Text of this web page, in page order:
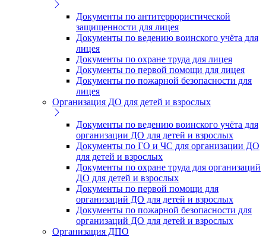
Документы по антитеррористической
защищенности для лицея
Документы по ведению воинского учёта для
лицея
Документы по охране труда для лицея
Документы по первой помощи для лицея
Документы по пожарной безопасности для
лицея
Организация ДО для детей и взрослых
Документы по ведению воинского учёта для
организации ДО для детей и взрослых
Документы по ГО и ЧС для организации ДО
для детей и взрослых
Документы по охране труда для организаций
ДО для детей и взрослых
Документы по первой помощи для
организаций ДО для детей и взрослых
Документы по пожарной безопасности для
организаций ДО для детей и взрослых
Организация ДПО